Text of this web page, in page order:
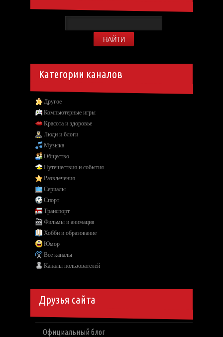
Категории каналов
Другое
Компьютерные игры
Красота и здоровье
Люди и блоги
Музыка
Общество
Путешествия и события
Развлечения
Сериалы
Спорт
Транспорт
Фильмы и анимация
Хобби и образование
Юмор
Все каналы
Каналы пользователей
Друзья сайта
Официальный блог